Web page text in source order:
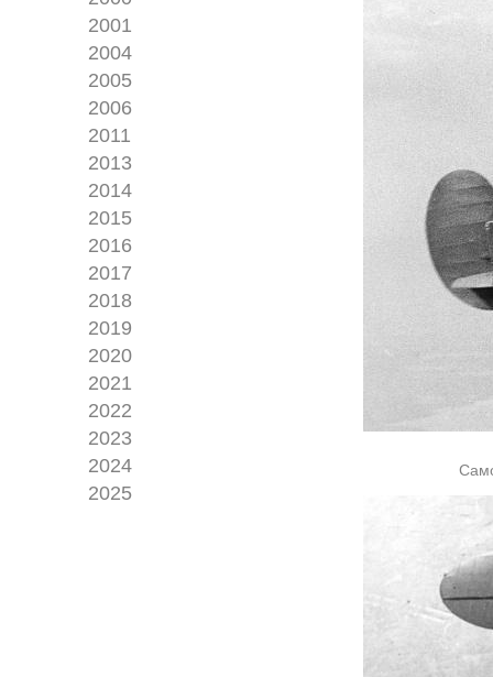
2001
2004
2005
2006
2011
2013
2014
2015
2016
2017
2018
2019
2020
2021
2022
2023
2024
2025